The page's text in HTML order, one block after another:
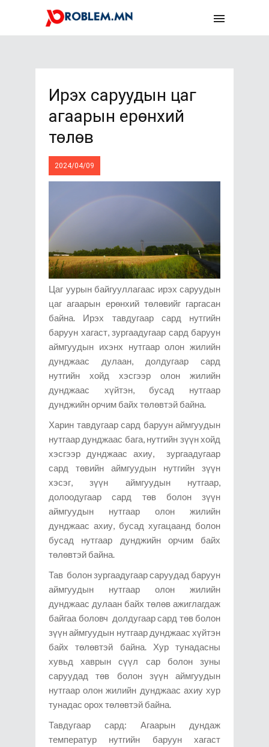
Ирэх саруудын цаг
агаарын ерөнхий
төлөв
2024/04/09
Цаг уурын байгууллагаас ирэх саруудын
цаг агаарын ерөнхий төлөвийг гаргасан
байна. Ирэх тавдугаар сард нутгийн
баруун хагаст, зургаадугаар сард баруун
аймгуудын ихэнх нутгаар олон жилийн
дунджаас дулаан, долдугаар сард
нутгийн хойд хэсгээр олон жилийн
дунджаас хүйтэн, бусад нутгаар
дунджийн орчим байх төлөвтэй байна.
Харин тавдугаар сард баруун аймгуудын
нутгаар дунджаас бага, нутгийн зүүн хойд
хэсгээр дунджаас ахиу, зургаадугаар
сард төвийн аймгуудын нутгийн зүүн
хэсэг, зүүн аймгуудын нутгаар,
долоодугаар сард төв болон зүүн
аймгуудын нутгаар олон жилийн
дунджаас ахиу, бусад хугацаанд болон
бусад нутгаар дунджийн орчим байх
төлөвтэй байна.
Тав болон зургаадугаар саруудад баруун
аймгуудын нутгаар олон жилийн
дунджаас дулаан байх төлөв ажиглагдаж
байгаа боловч долдугаар сард төв болон
зүүн аймгуудын нутгаар дунджаас хүйтэн
байх төлөвтэй байна. Хур тунадасны
хувьд хаврын сүүл сар болон зуны
саруудад төв болон зүүн аймгуудын
нутгаар олон жилийн дунджаас ахиу хур
тунадас орох төлөвтэй байна.
Тавдугаар сард: Агаарын дундаж
температур нутгийн баруун хагаст